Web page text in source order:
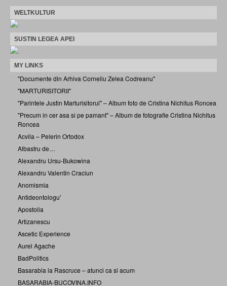
WELTKULTUR
SUSTIN LEGEA APEI
MY LINKS
"Documente din Arhiva Corneliu Zelea Codreanu"
"MARTURISITORII"
"Parintele Justin Marturisitorul" – Album foto de Cristina Nichitus Roncea
"Precum in cer asa si pe pamant" – Album de fotografie Cristina Nichitus
Roncea
Acvila – Pelerin Ortodox
Albastru de…
Alexandru Ursu-Bukowina
Alexandru Valentin Craciun
Anomismia
Antideontologu'
Apostolia
Artizanescu
Ascetic Experience
Aurel Agache
BadPolitics
Basarabia la Rascruce – atunci ca si acum
BASARABIA-BUCOVINA.INFO